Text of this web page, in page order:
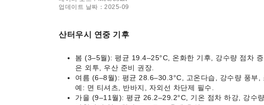
업데이트 날짜：2025-09
산터우시 연중 기후
봄 (3–5월): 평균 19.4–25°C, 온화한 기후, 강수량 점차
은 외투, 우산 준비 권장.
여름 (6–8월): 평균 28.6–30.3°C, 고온다습, 강수량 풍부
예: 면 티셔츠, 반바지, 자외선 차단제 필수.
가을 (9–11월): 평균 26.2–29.2°C, 기온 점차 하강, 강수